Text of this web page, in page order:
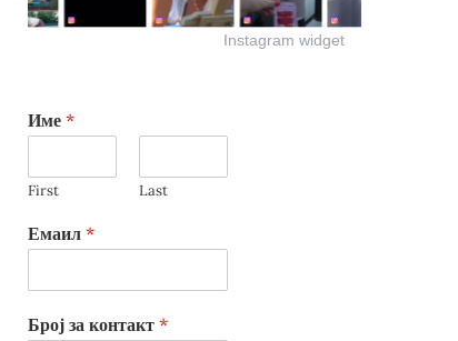
Instagram widget
Име *
First Last
Емаил *
Број за контакт *